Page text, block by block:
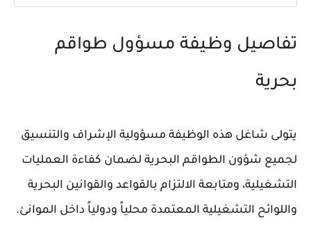
تفاصيل وظيفة مسؤول طواقم
بحرية
يتولى شاغل هذه الوظيفة مسؤولية الإشراف والتنسيق
لجميع شؤون الطواقم البحرية لضمان كفاءة العمليات
التشغيلية، ومتابعة الالتزام بالقواعد والقوانين البحرية
واللوائح التشغيلية المعتمدة محلياً ودولياً داخل الموانئ.